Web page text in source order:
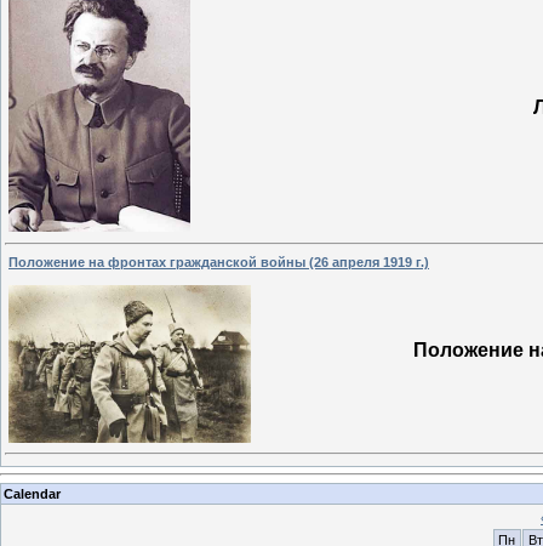
Положение на фронтах гражданской войны (26 апреля 1919 г.)
Положение
Calendar
Пн
Вт